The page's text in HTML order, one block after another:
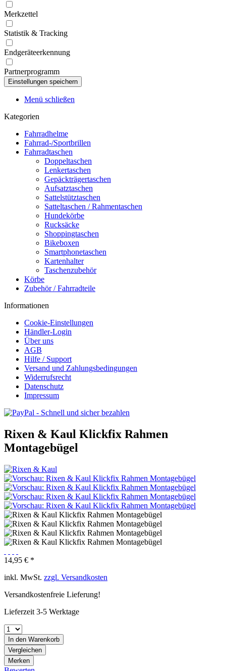
Merkzettel
Statistik & Tracking
Endgeräteerkennung
Partnerprogramm
Menü schließen
Kategorien
Fahrradhelme
Fahrrad-/Sportbrillen
Fahrradtaschen
Doppeltaschen
Lenkertaschen
Gepäckträgertaschen
Aufsatztaschen
Sattelstütztaschen
Satteltaschen / Rahmentaschen
Hundekörbe
Rucksäcke
Shoppingtaschen
Bikeboxen
Smartphonetaschen
Kartenhalter
Taschenzubehör
Körbe
Zubehör / Fahrradteile
Informationen
Cookie-Einstellungen
Händler-Login
Über uns
AGB
Hilfe / Support
Versand und Zahlungsbedingungen
Widerrufsrecht
Datenschutz
Impressum
Rixen & Kaul Klickfix Rahmen
Montagebügel
14,95 € *
inkl. MwSt. zzgl. Versandkosten
Versandkostenfreie Lieferung!
Lieferzeit 3-5 Werktage
In den Warenkorb
Vergleichen
Merken